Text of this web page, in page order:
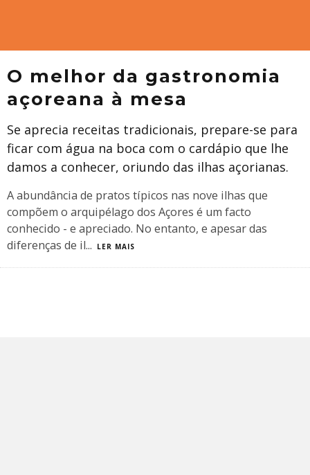
O melhor da gastronomia
açoreana à mesa
​Se aprecia receitas tradicionais, prepare-se para
ficar com água na boca com o cardápio que lhe
damos a conhecer, oriundo das ilhas açorianas.
A abundância de pratos típicos nas nove ilhas que
compõem o arquipélago dos Açores é um facto
conhecido - e apreciado. No entanto, e apesar das
diferenças de il... LER MAIS